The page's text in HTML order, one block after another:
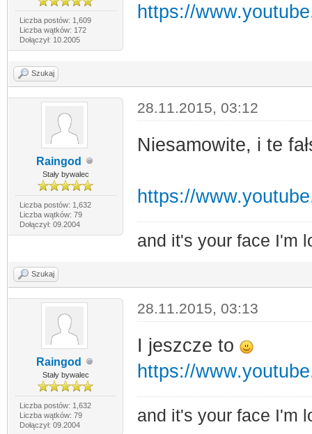
Liczba postów: 1,609
Liczba wątków: 172
Dołączył: 10.2005
https://
Szukaj
Raingod
Stały bywalec
Liczba postów: 1,632
Liczba wątków: 79
Dołączył: 09.2004
28.11.2015, 03:12
Niesamowite, i te
https://
and it's your face I'm
Szukaj
Raingod
Stały bywalec
Liczba postów: 1,632
Liczba wątków: 79
Dołączył: 09.2004
28.11.2015, 03:13
I jeszcze to
https://
and it's your face I'm